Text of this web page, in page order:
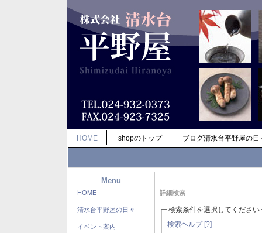
HOME shopのトップ ブログ清水台平野屋の日
Menu
HOME
清水台平野屋の日々
イベント案内
詳細検索
検索条件を選択してください
検索ヘルプ [?]